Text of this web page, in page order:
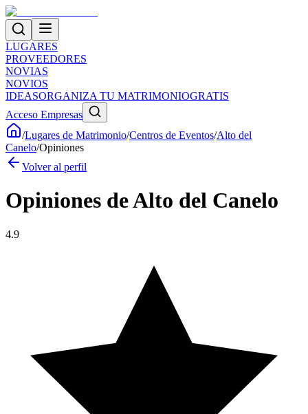
LUGARES
PROVEEDORES
NOVIAS
NOVIOS
IDEASORGANIZA TU MATRIMONIOGRATIS
Acceso Empresas
/Lugares de Matrimonio/Centros de Eventos/Alto del
Canelo/Opiniones
Volver al perfil
Opiniones deAlto del Canelo
4.9